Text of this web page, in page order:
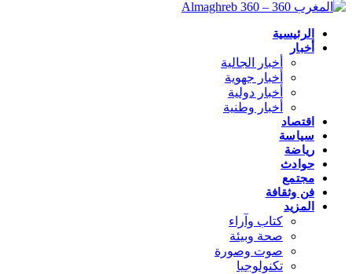
الرئيسية
أخبار
أخبار الجالية
أخبار جهوية
أخبار دولية
أخبار وطنية
اقتصاد
سياسة
رياضة
حوادث
مجتمع
فن وثقافة
المزيد
كتاب وآراء
صحة وبيئة
صوت وصورة
تكنولوجيا